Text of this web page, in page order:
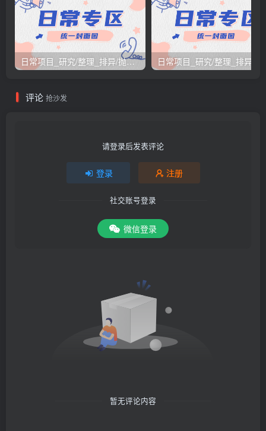
日常项目_研究/整理_排异/抛弃汇总[26.3.15-3.21整理]
评论 抢沙发
请登录后发表评论
登录 注册
社交账号登录
微信登录
暂无评论内容